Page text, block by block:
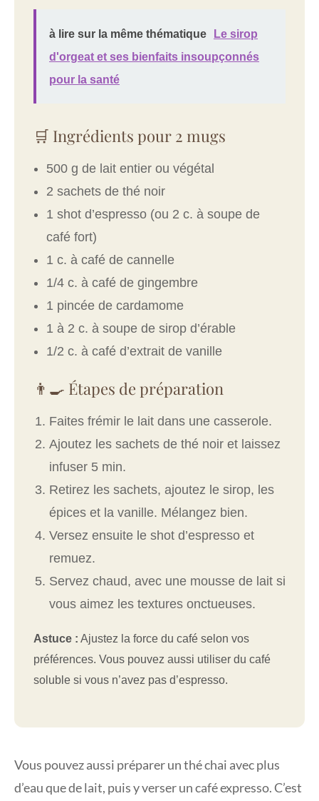
à lire sur la même thématique
Le sirop
d'orgeat et ses bienfaits insoupçonnés
pour la santé
🛒 Ingrédients pour 2 mugs
500 g de lait entier ou végétal
2 sachets de thé noir
1 shot d’espresso (ou 2 c. à soupe de
café fort)
1 c. à café de cannelle
1/4 c. à café de gingembre
1 pincée de cardamome
1 à 2 c. à soupe de sirop d’érable
1/2 c. à café d’extrait de vanille
👨‍🍳 Étapes de préparation
Faites frémir le lait dans une casserole.
Ajoutez les sachets de thé noir et laissez
infuser 5 min.
Retirez les sachets, ajoutez le sirop, les
épices et la vanille. Mélangez bien.
Versez ensuite le shot d’espresso et
remuez.
Servez chaud, avec une mousse de lait si
vous aimez les textures onctueuses.
Astuce : Ajustez la force du café selon vos
préférences. Vous pouvez aussi utiliser du café
soluble si vous n’avez pas d’espresso.
Vous pouvez aussi préparer un thé chai avec plus
d’eau que de lait, puis y verser un café expresso. C’est